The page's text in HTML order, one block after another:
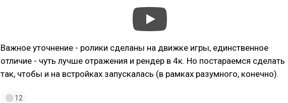
Важное уточнение - ролики сделаны на движке игры, единственное
отличие - чуть лучше отражения и рендер в 4к. Но постараемся сделать
так, чтобы и на встройках запускалась (в рамках разумного, конечно).
12